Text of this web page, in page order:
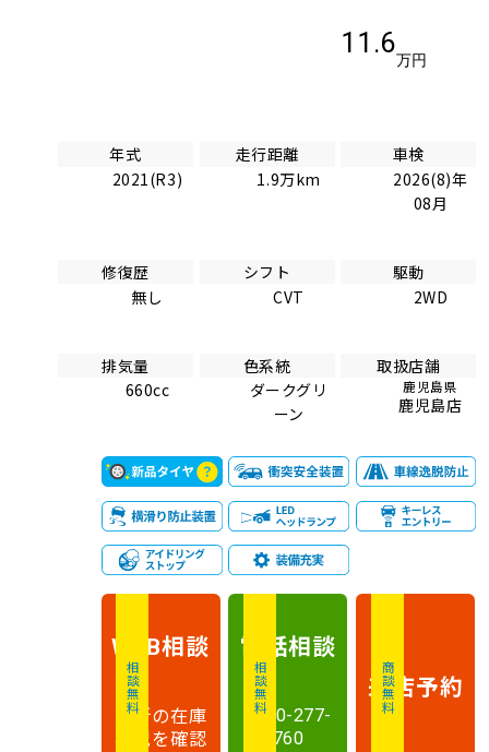
11.6
万円
年式
2021(R3)
走行距離
1.9万km
車検
2026(8)年
08月
修復歴
無し
シフト
CVT
駆動
2WD
排気量
660cc
色系統
ダークグリ
ーン
取扱店舗
鹿児島県
鹿児島店
相談無料
WEB相談
最新の在庫
状況を確認
相談無料
電話相談
0120-277-
760
商談無料
来店予約